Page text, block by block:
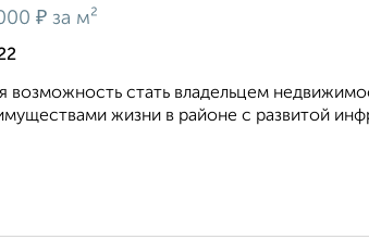
₽ за м²
возможность стать владельцем
жизни в районе с развитой